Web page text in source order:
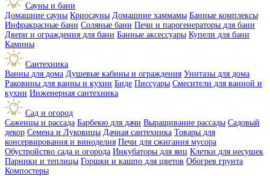
Сауны и бани
Домашние сауны Криосауны Домашние хаммамы Банные комплексы
Инфракрасные бани Соляные бани Печи и парогенераторы для бани
Двери и ограждения для бани Банные аксессуары Купели для бани
Камины
Сантехника
Ванны для дома Душевые кабины и ограждения Унитазы для дома
Раковины для ванны и кухни Биде Писсуары Смесители для ванной и
кухни Инженерная сантехника
Сад и огород
Саженцы и рассада Барбекю для дачи Выращивание рассады Садовый
декор Семена и Луковицы Дачная сантехника Товары для
консервирования и виноделия Печи для сжигания мусора
Обустройство сада и огорода Инкубаторы для яиц Клетки для несушек
Парники и теплицы Горшки и кашпо для цветов Обогрев грунта
Компостеры